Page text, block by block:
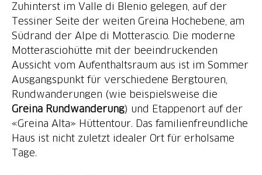
Zuhinterst im Valle di Blenio gelegen, auf der
Tessiner Seite der weiten Greina Hochebene, am
Südrand der Alpe di Motterascio. Die moderne
Motterasciohütte mit der beeindruckenden
Aussicht vom Aufenthaltsraum aus ist im Sommer
Ausgangspunkt für verschiedene Bergtouren,
Rundwanderungen (wie beispielsweise die
Greina Rundwanderung) und Etappenort auf der
«Greina Alta» Hüttentour. Das familienfreundliche
Haus ist nicht zuletzt idealer Ort für erholsame
Tage.